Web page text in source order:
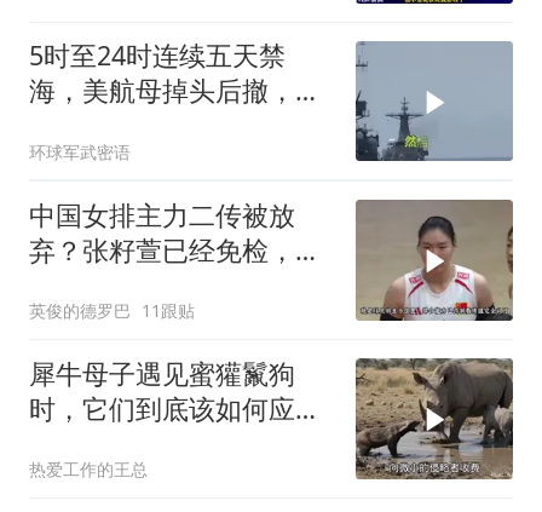
5时至24时连续五天禁
海，美航母掉头后撤，黄
环球军武密语
中国女排主力二传被放
弃？张籽萱已经免检，赵
英俊的德罗巴 11跟贴
犀牛母子遇见蜜獾鬣狗
时，它们到底该如何应
热爱工作的王总